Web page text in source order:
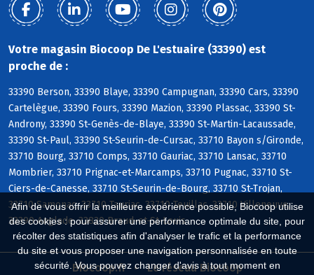
Afin de vous offrir la meilleure expérience possible, Biocoop utilise
des cookies : pour assurer une performance optimale du site, pour
récolter des statistiques afin d'analyser le trafic et la performance
du site et vous proposer une navigation personnalisée en toute
sécurité. Vous pouvez changer d'avis à tout moment en
Votre magasin Biocoop De L'estuaire (33390) est
proche de :
33390 Berson, 33390 Blaye, 33390 Campugnan, 33390 Cars, 33390
Cartelègue, 33390 Fours, 33390 Mazion, 33390 Plassac, 33390 St-
Androny, 33390 St-Genès-de-Blaye, 33390 St-Martin-Lacaussade,
33390 St-Paul, 33390 St-Seurin-de-Cursac, 33710 Bayon s/Gironde,
33710 Bourg, 33710 Comps, 33710 Gauriac, 33710 Lansac, 33710
Mombrier, 33710 Prignac-et-Marcamps, 33710 Pugnac, 33710 St-
Ciers-de-Canesse, 33710 St-Seurin-de-Bourg, 33710 St-Trojan,
33710 Samonac, 33710 Tauriac, 33710 Teuillac, 33710 Villeneuve,
33390 Anglade, 33820 Braud-et-St-Louis
Biocoop.fr Le réseau Biocoop